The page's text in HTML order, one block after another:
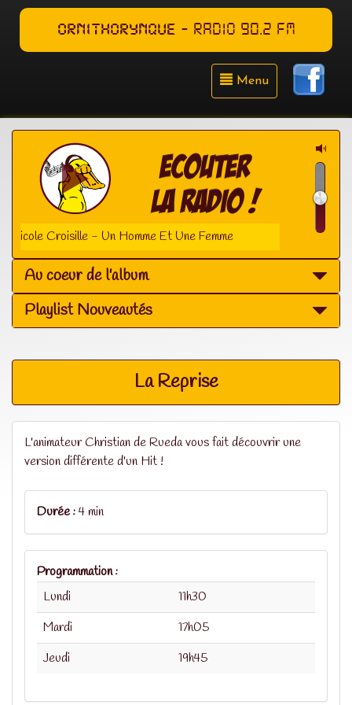
ORNITHORYNQUE - RADIO 90.2 FM
Menu
Nicole Croisille - Un Homme Et Une Femme
Au coeur de l'album
Playlist Nouveautés
La Reprise
L'animateur Christian de Rueda vous fait découvrir une
version différente d'un Hit !
Durée :4 min
Programmation :
Lundi
11h30
Mardi
17h05
Jeudi
19h45